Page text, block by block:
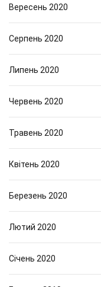
Вересень 2020
Серпень 2020
Липень 2020
Червень 2020
Травень 2020
Квітень 2020
Березень 2020
Лютий 2020
Січень 2020